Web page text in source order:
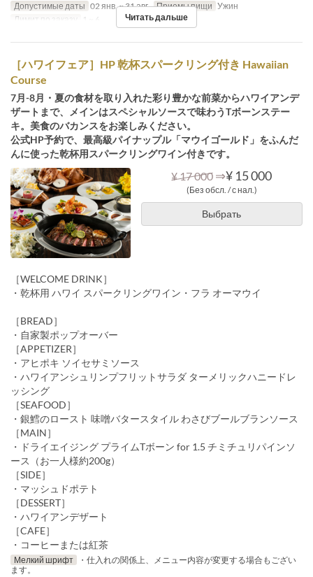
Допустимые даты 02 янв. ~ 31 авг. Приемы пищи Ужин
Лимит по заказу
1 ~ 6 Читать дальше
［ハワイフェア］HP 乾杯スパークリング付き Hawaiian
Course
7月-8月・夏の食材を取り入れた彩り豊かな前菜からハワイアンデ
ザートまで、メインはスペシャルソースで味わうTボーンステー
キ。美食のバカンスをお楽しみください。
公式HP予約で、最高級パイナップル「マウイゴールド」をふんだ
んに使った乾杯用スパークリングワイン付きです。
¥ 17 000 ⇒¥ 15 000
(Без обсл. / с нал.)
Выбрать
［WELCOME DRINK］
・乾杯用 ハワイ スパークリングワイン・フラ オーマウイ
［BREAD］
・自家製ポップオーバー
［APPETIZER］
・アヒポキ ソイセサミソース
・ハワイアンシュリンプフリットサラダ ターメリックハニードレ
ッシング
［SEAFOOD］
・銀鱈のロースト 味噌バタースタイル わさびブールブランソース
［MAIN］
・ドライエイジング プライムTボーン for 1.5 チミチュリパインソ
ース（お一人様約200g）
［SIDE］
・マッシュドポテト
［DESSERT］
・ハワイアンデザート
［CAFE］
・コーヒーまたは紅茶
Мелкий шрифт
・仕入れの関係上、メニュー内容が変更する場合もござい
ます。